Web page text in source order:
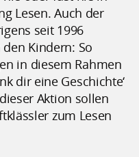
Lesen. Auch der
seit 1996
Kindern: So
in diesem Rahmen
dir eine Geschichte‘
Aktion sollen
zum Lesen